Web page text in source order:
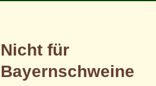
Nicht für
Bayernschweine